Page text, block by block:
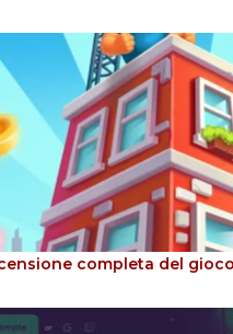
completa del